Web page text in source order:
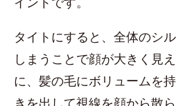
タイトにすると、全体のシ
しまうことで顔が大きく見
に、髪の毛にボリュームを
きを出して視線を顔から散